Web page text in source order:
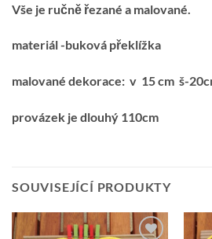
Vše je ručně řezané a malované.
materiál -buková překlížka
malované dekorace: v 15 cm š-
provázek je dlouhý 110cm
SOUVISEJÍCÍ PRODUKTY